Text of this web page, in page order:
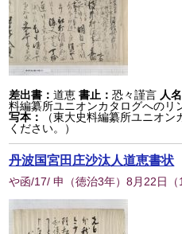
差出書：道恵 書止：恐々謹言 人
料編纂所ユニオンカタログへのリ
写本：
（東大史料編纂所ユニオ
ください。）
丹波国宮田庄沙汰人道恵書状
や函/17/ 申（徳治3年）8月22日 （